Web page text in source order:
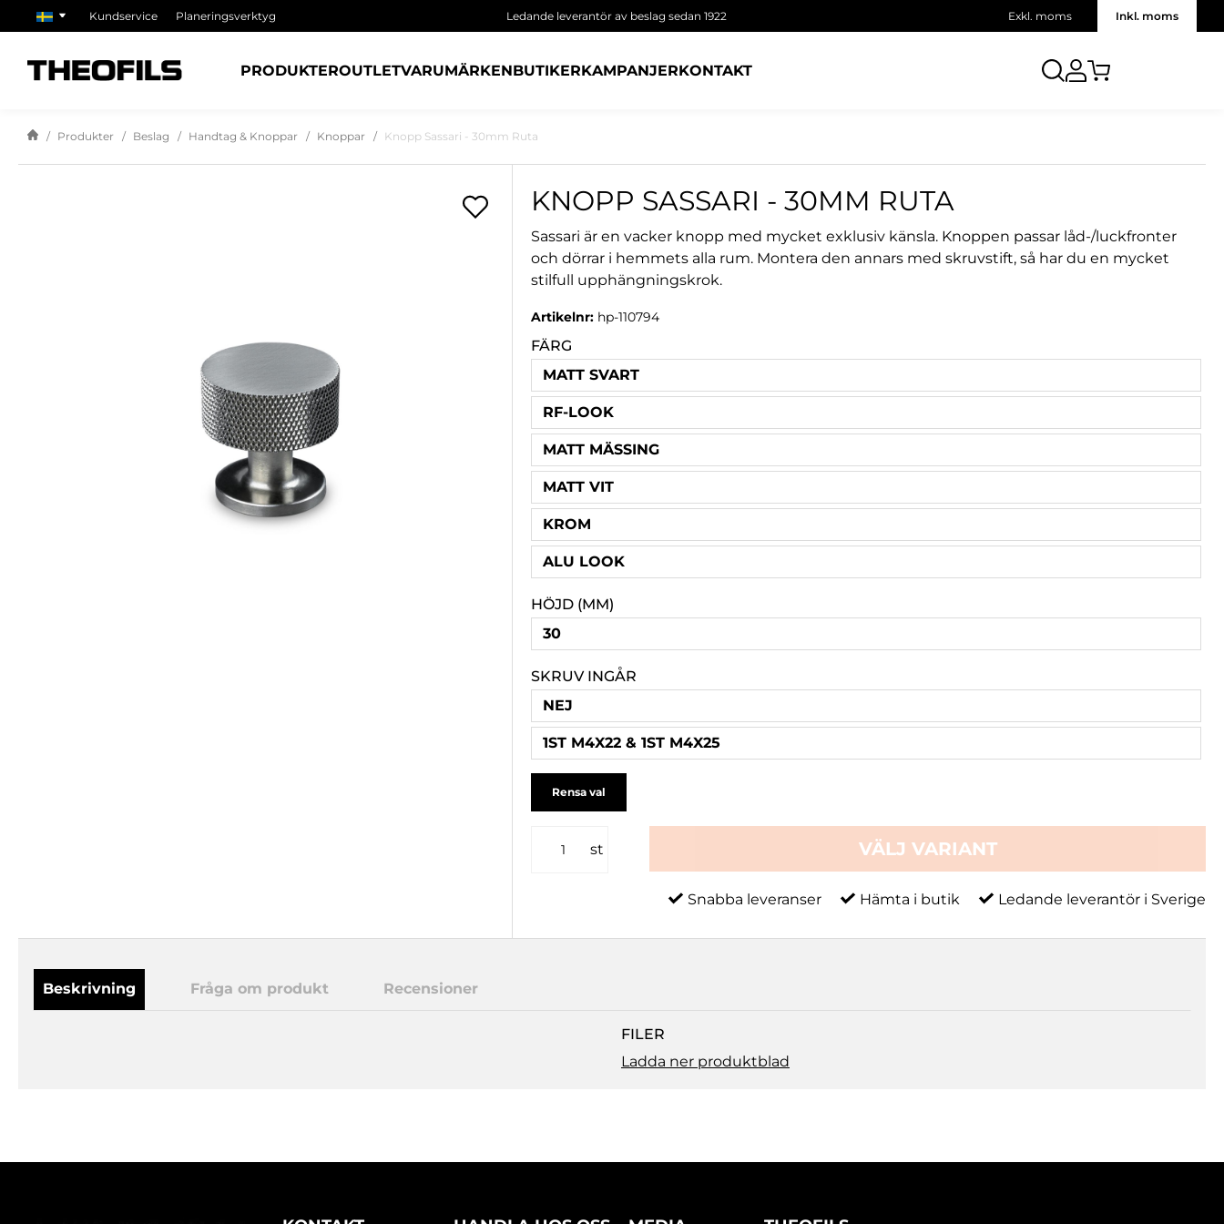
Kundservice Planeringsverktyg Ledande leverantör av beslag sedan 1922 Exkl. moms Inkl. moms
PRODUKTEROUTLETVARUMÄRKENBUTIKERKAMPANJERKONTAKT
Produkter Beslag Handtag & Knoppar Knoppar Knopp Sassari - 30mm Ruta
KNOPP SASSARI - 30MM RUTA
Sassari är en vacker knopp med mycket exklusiv känsla. Knoppen passar låd-/luckfronter
och dörrar i hemmets alla rum. Montera den annars med skruvstift, så har du en mycket
stilfull upphängningskrok.
Artikelnr: hp-110794
FÄRG
MATT SVART
RF-LOOK
MATT MÄSSING
MATT VIT
KROM
ALU LOOK
HÖJD (MM)
30
SKRUV INGÅR
NEJ
1ST M4X22 & 1ST M4X25
Rensa val
st VÄLJ VARIANT
Snabba leveranser Hämta i butik Ledande leverantör i Sverige
Beskrivning Fråga om produkt Recensioner
FILER
Ladda ner produktblad